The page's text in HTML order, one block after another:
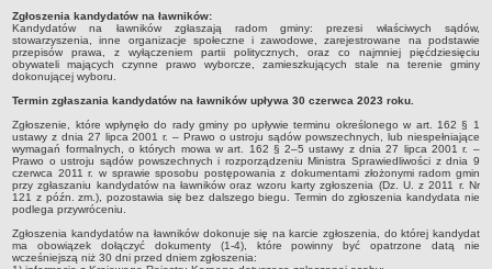
Kompetencje referatów
Regulamin organizacyjny
Regulamin naboru na wolne stanowiska urzędnicze
Ogłoszenia o naborze na wolne stanowiska urzędnicze
Lista kandydatów spełniających wymagania formalne w naborach na
wolne stanowiska urzędnicze
Wyniki naboru na wolne stanowiska urzędnicze
Petycje
Sygnaliści
Galeria
Zgłoszenia kandydatów na ławników:
Kandydatów na ławników zgłaszają radom gminy: prezesi właściwych sądów,
stowarzyszenia, inne organizacje społeczne i zawodowe, zarejestrowane na podstawie
przepisów prawa, z wyłączeniem partii politycznych, oraz co najmniej pięćdziesięciu
obywateli mających czynne prawo wyborcze, zamieszkujących stale na terenie gminy
dokonującej wyboru.
Termin zgłaszania kandydatów na ławników upływa 30 czerwca 2023 roku.
Zgłoszenie, które wpłynęło do rady gminy po upływie terminu określonego w art. 162 § 1
ustawy z dnia 27 lipca 2001 r. – Prawo o ustroju sądów powszechnych, lub niespełniające
wymagań formalnych, o których mowa w art. 162 § 2–5 ustawy z dnia 27 lipca 2001 r. –
Prawo o ustroju sądów powszechnych i rozporządzeniu Ministra Sprawiedliwości z dnia 9
czerwca 2011 r. w sprawie sposobu postępowania z dokumentami złożonymi radom gmin
przy zgłaszaniu kandydatów na ławników oraz wzoru karty zgłoszenia (Dz. U. z 2011 r. Nr
121 z późn. zm.), pozostawia się bez dalszego biegu. Termin do zgłoszenia kandydata nie
podlega przywróceniu.
Zgłoszenia kandydatów na ławników dokonuje się na karcie zgłoszenia, do której kandydat
ma obowiązek dołączyć dokumenty (1-4), które powinny być opatrzone datą nie
wcześniejszą niż 30 dni przed dniem zgłoszenia: